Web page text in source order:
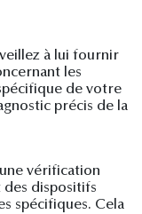
à lui fournir
les
de votre
précis de la
vérification
dispositifs
spécifiques. Cela